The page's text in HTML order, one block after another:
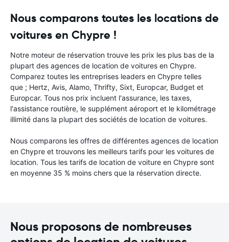
Nous comparons toutes les locations de
voitures en Chypre !
Notre moteur de réservation trouve les prix les plus bas de la
plupart des agences de location de voitures en Chypre.
Comparez toutes les entreprises leaders en Chypre telles
que ; Hertz, Avis, Alamo, Thrifty, Sixt, Europcar, Budget et
Europcar. Tous nos prix incluent l'assurance, les taxes,
l'assistance routière, le supplément aéroport et le kilométrage
illimité dans la plupart des sociétés de location de voitures.
Nous comparons les offres de différentes agences de location
en Chypre et trouvons les meilleurs tarifs pour les voitures de
location. Tous les tarifs de location de voiture en Chypre sont
en moyenne 35 % moins chers que la réservation directe.
Nous proposons de nombreuses